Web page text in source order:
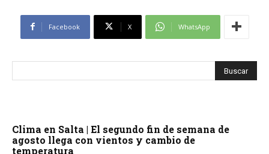
Facebook X WhatsApp
Clima en Salta | El segundo fin de semana de
agosto llega con vientos y cambio de
temperatura